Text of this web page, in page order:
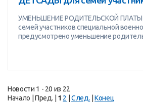
УМЕНЬШЕНИЕ РОДИТЕЛЬСКОЙ
семей участников специальной
предусмотрено уменьшение
Новости 1 - 20 из 22
Начало | Пред. | 1 2 След. |Конец